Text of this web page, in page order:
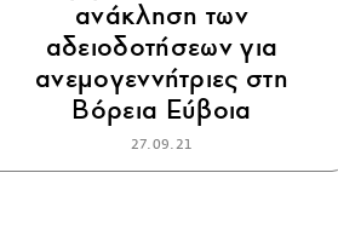
ανάκληση των
αδειοδοτήσεων για
ανεμογεννήτριες στη
Βόρεια Εύβοια
27.09.21